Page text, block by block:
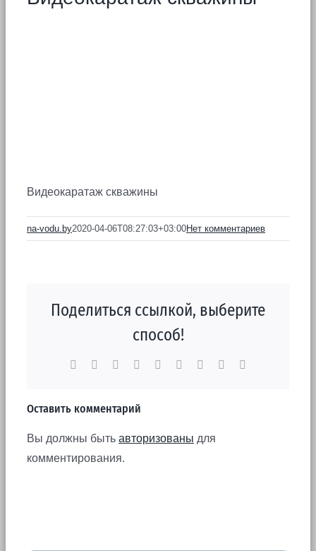
Видеокаратаж скважины
na-vodu.by2020-04-06T08:27:03+03:00Нет комментариев
Поделиться ссылкой, выберите
способ!
Facebook Reddit LinkedInWhatsApp
TumblrPinterest
Оставить комментарий
Вы должны быть авторизованы для
комментирования.